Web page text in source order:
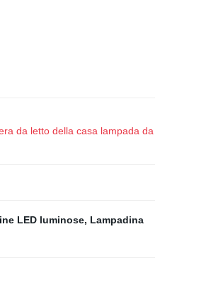
da letto della casa lampada da
LED luminose, Lampadina